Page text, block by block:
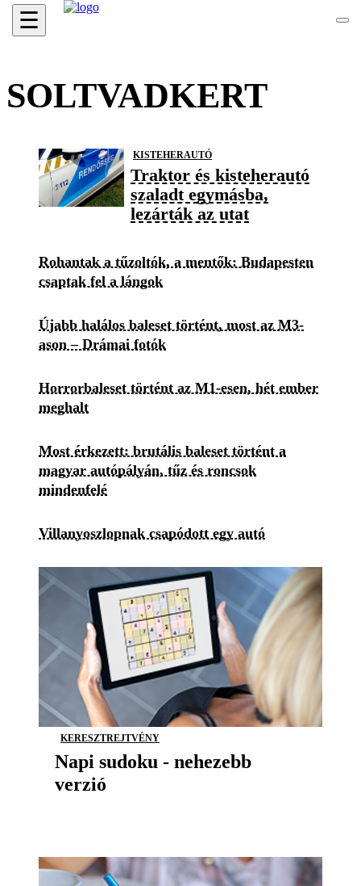
☰
SOLTVADKERT
KISTEHERAUTÓ
Traktor és kisteherautó
szaladt egymásba,
lezárták az utat
Rohantak a tűzoltók, a mentők: Budapesten
csaptak fel a lángok
Újabb halálos baleset történt, most az M3-
ason – Drámai fotók
Horrorbaleset történt az M1-esen, hét ember
meghalt
Most érkezett: brutális baleset történt a
magyar autópályán, tűz és roncsok
mindenfelé
Villanyoszlopnak csapódott egy autó
KERESZTREJTVÉNY
Napi sudoku - nehezebb
verzió